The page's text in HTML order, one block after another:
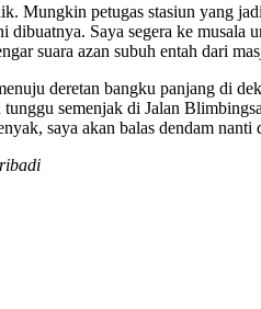
Mungkin petugas stasiun yang
dibuatnya. Saya segera ke
suara azan subuh entah dari
deretan bangku panjang di
semenjak di Jalan
saya akan balas dendam